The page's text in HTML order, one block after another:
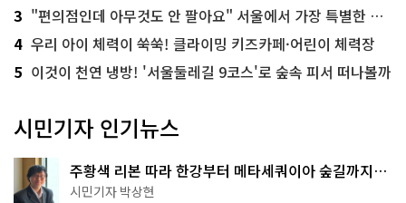
3 "편의점인데 아무것도 안 팔아요" 서울에서 가장 특별한 편의점의 정체
4 우리 아이 체력이 쑥쑥! 클라이밍 키즈카페·어린이 체력장
5 이것이 천연 냉방! '서울둘레길 9코스'로 숲속 피서 떠나볼까
시민기자 인기뉴스
주황색 리본 따라 한강부터 메타세쿼이아 숲길까지…
서울둘레길 15코스
시민기자 박상현